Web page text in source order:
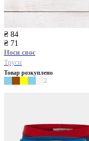
₴ 84
₴ 71
Носи своє
Труси
Товар розкуплено
2